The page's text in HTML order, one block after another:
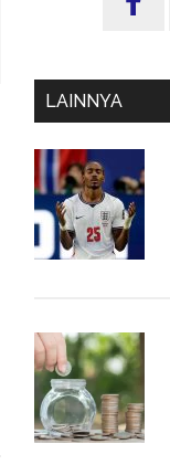
Utama
LAINNYA